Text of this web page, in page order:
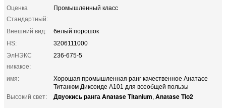
Оценка
Стандартный:
Промышленный класс
Внешний вид:
белый порошок
HS:
3206111000
ЭлНЭКС
никакое:
236-675-5
имя:
Хорошая промышленная ранг качественное Анатасе
Титанюм Диксоиде А101 для всеобщей пользы
Высокий свет:
Двуокись ранга Anatase Titanium, Anatase Tio2